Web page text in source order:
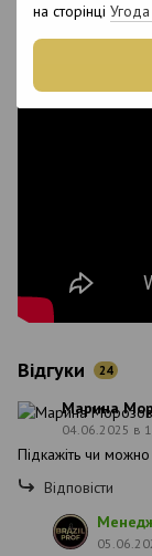
на сторінці
Відео
Відгуки 24
Марина
04.06.2025 в
Підкажіть чи
Відповісти